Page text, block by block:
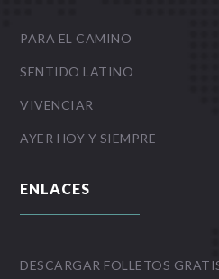
PARA EL CAMINO
SENTIDO LATINO
VIVENCIAR
AYER HOY Y SIEMPRE
ENLACES
DESCARGAR FOLLETOS